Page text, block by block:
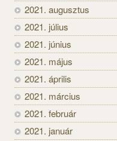
2021. augusztus
2021. július
2021. június
2021. május
2021. április
2021. március
2021. február
2021. január